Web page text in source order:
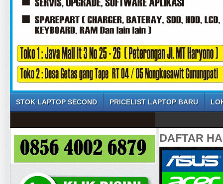
STOK LAPTOP SECOND PRICELIST LAPTOP BARU
DAFTAR